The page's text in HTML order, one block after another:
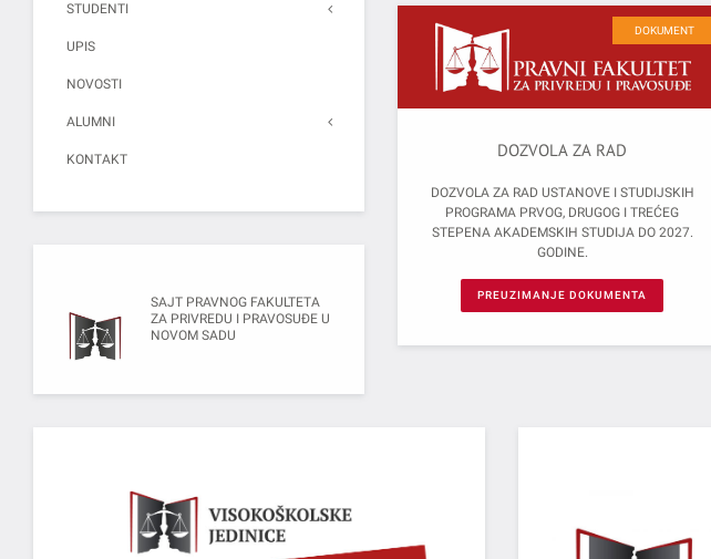
DOKUMENT
DOZVOLA ZA RAD
DOZVOLA ZA RAD USTANOVE I STUDIJSKIH
PROGRAMA PRVOG, DRUGOG I TREĆEG
STEPENA AKADEMSKIH STUDIJA DO 2027.
GODINE.
PREUZIMANJE DOKUMENTA
STUDENTI
UPIS
NOVOSTI
ALUMNI
KONTAKT
SAJT PRAVNOG FAKULTETA
ZA PRIVREDU I PRAVOSUĐE U
NOVOM SADU